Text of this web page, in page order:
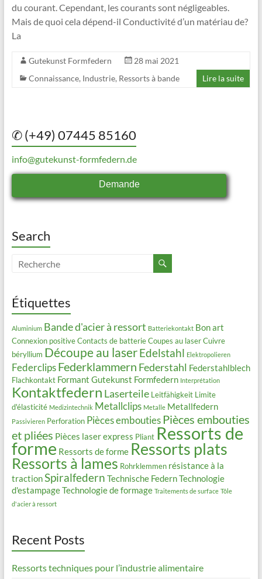
du courant. Cependant, les courants sont négligeables.
Mais de quoi cela dépend-il Conductivité d’un matériau de?
La
Gutekunst Formfedern
28 mai 2021
Connaissance, Industrie, Ressorts à bande Lire la suite
✆ (+49) 07445 85160
info@gutekunst-formfedern.de
Demande
Search
Étiquettes
Aluminium Bande d'acier à ressort Batteriekontakt Bon art
Connexion positive Contacts de batterie Coupes au laser Cuivre
béryllium Découpe au laserEdelstahl Elektropolieren
Federclips Federklammern Federstahl Federstahlblech
Flachkontakt Formant Gutekunst Formfedern Interprétation
Kontaktfedern Laserteile Leitfähigkeit Limite
d'élasticité Medizintechnik Metallclips Metalle Metallfedern
Passivieren Perforation Pièces embouties Pièces embouties
et pliées Pièces laser express Pliant Ressorts de
forme Ressorts de forme Ressorts plats
Ressorts à lames Rohrklemmen résistance à la
tractionSpiralfedern Technische FedernTechnologie
d'estampageTechnologie de formage Traitements de surface Tôle
d'acier à ressort
Recent Posts
Ressorts techniques pour l’industrie alimentaire